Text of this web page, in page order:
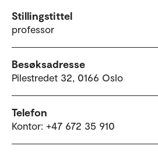
Stillingstittel
professor
Besøksadresse
Pilestredet 32, 0166 Oslo
Telefon
Kontor: +47 672 35 910